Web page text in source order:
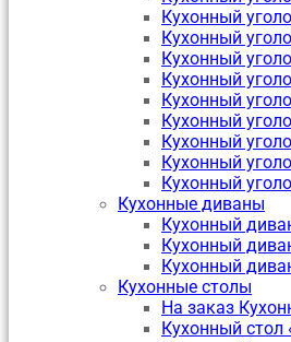
Кухонный
Кухонный
Кухонный
Кухонный
Кухонный
Кухонный
Кухонный
Кухонный
Кухонный
Кухонные диваны
Кухонный
Кухонный
Кухонный
Кухонные столы
На заказ
Кухонный стол